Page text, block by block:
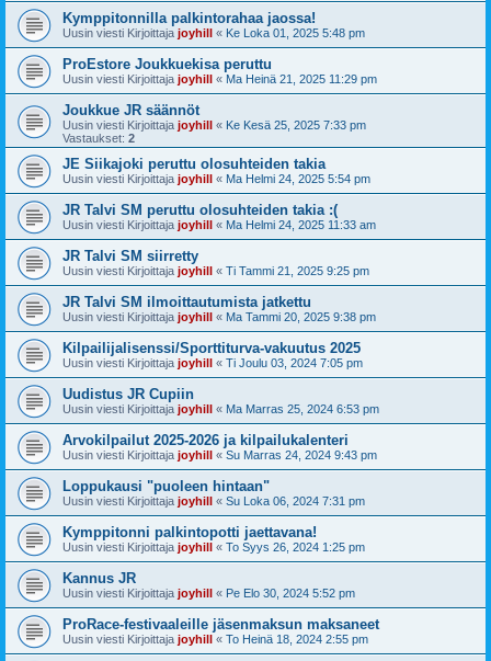
Kymppitonnilla palkintorahaa jaossa!
Uusin viesti Kirjoittaja joyhill « Ke Loka 01, 2025 5:48 pm
ProEstore Joukkuekisa peruttu
Uusin viesti Kirjoittaja joyhill « Ma Heinä 21, 2025 11:29 pm
Joukkue JR säännöt
Uusin viesti Kirjoittaja joyhill « Ke Kesä 25, 2025 7:33 pm
Vastaukset: 2
JE Siikajoki peruttu olosuhteiden takia
Uusin viesti Kirjoittaja joyhill « Ma Helmi 24, 2025 5:54 pm
JR Talvi SM peruttu olosuhteiden takia :(
Uusin viesti Kirjoittaja joyhill « Ma Helmi 24, 2025 11:33 am
JR Talvi SM siirretty
Uusin viesti Kirjoittaja joyhill « Ti Tammi 21, 2025 9:25 pm
JR Talvi SM ilmoittautumista jatkettu
Uusin viesti Kirjoittaja joyhill « Ma Tammi 20, 2025 9:38 pm
Kilpailijalisenssi/Sporttiturva-vakuutus 2025
Uusin viesti Kirjoittaja joyhill « Ti Joulu 03, 2024 7:05 pm
Uudistus JR Cupiin
Uusin viesti Kirjoittaja joyhill « Ma Marras 25, 2024 6:53 pm
Arvokilpailut 2025-2026 ja kilpailukalenteri
Uusin viesti Kirjoittaja joyhill « Su Marras 24, 2024 9:43 pm
Loppukausi "puoleen hintaan"
Uusin viesti Kirjoittaja joyhill « Su Loka 06, 2024 7:31 pm
Kymppitonni palkintopotti jaettavana!
Uusin viesti Kirjoittaja joyhill « To Syys 26, 2024 1:25 pm
Kannus JR
Uusin viesti Kirjoittaja joyhill « Pe Elo 30, 2024 5:52 pm
ProRace-festivaaleille jäsenmaksun maksaneet
Uusin viesti Kirjoittaja joyhill « To Heinä 18, 2024 2:55 pm